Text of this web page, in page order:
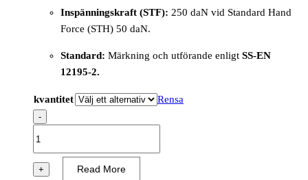
Inspänningskraft (STF): 250 daN vid Standard Hand
Force (STH) 50 daN.
Standard: Märkning och utförande enligt SS-EN
12195-2.
kvantitet Rensa
-
2-+ Read More